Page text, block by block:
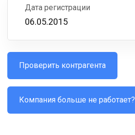
Дата регистрации
06.05.2015
Проверить контрагента
Компания больше не работает?